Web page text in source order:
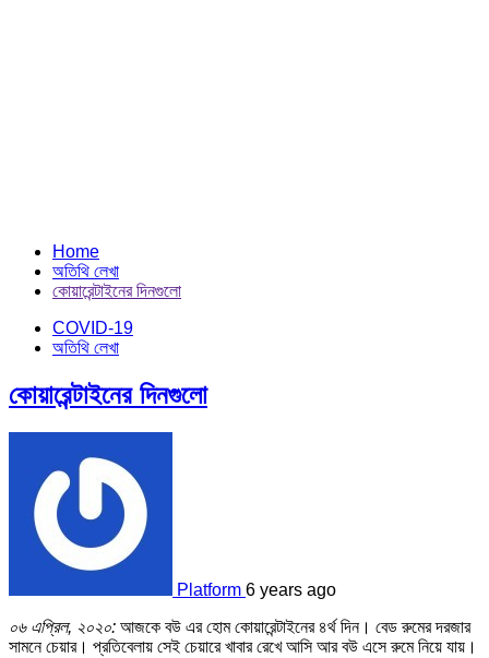
Home
অতিথি লেখা
কোয়ারেন্টাইনের দিনগুলো
COVID-19
অতিথি লেখা
কোয়ারেন্টাইনের দিনগুলো
Platform 6 years ago
০৬ এপ্রিল, ২০২০: আজকে বউ এর হোম কোয়ারেন্টাইনের ৪র্থ দিন। বেড রুমের দরজার
সামনে চেয়ার। প্রতিবেলায় সেই চেয়ারে খাবার রেখে আসি আর বউ এসে রুমে নিয়ে যায়।